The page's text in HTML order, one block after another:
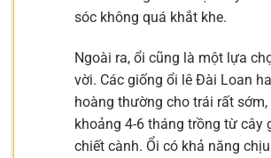
sóc không quá khắt khe.
Ngoài ra, ổi cũng là một lựa
vời. Các giống ổi lê Đài Loan
hoàng thường cho trái rất sớm,
khoảng 4-6 tháng trồng từ cây
chiết cành. Ổi có khả năng